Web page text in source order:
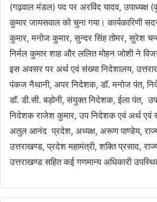
(गढ़वाल मंडल) पद पर अरविंद यादव, उपाध्यक्ष
कुमार जायसवाल को चुना गया। कार्यकारिणी
कुमार, मनोज कुमार, सुन्दर सिंह तोमर, सुरेश
निर्मल कुमार शाह और ललित मोहन जोशी ने
इस अवसर पर अर्थ एवं संख्या निदेशालय,
पंकज नैथानी, अपर निदेशक, डॉ. मनोज पंत,
डॉ. डी.सी. बड़ोनी, संयुक्त निदेशक, ईला पंत,
निदेशक राजेश कुमार, उप निदेशक एवं अर्थ एवं
अतुल आनंद प्रदेश, अध्यक्ष, अरूण पाण्डेय, राज्य
उत्तराखण्ड, प्रदेश महामंत्री, शक्ति प्रसाद,
उत्तराखण्ड सहित कई गणमान्य अधिकारी